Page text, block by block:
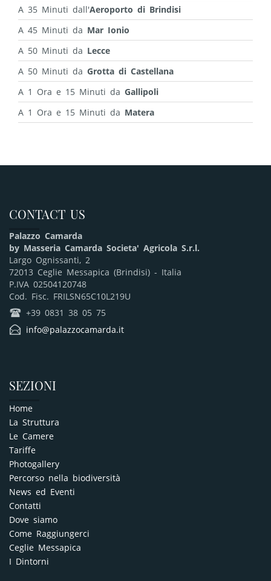
A 35 Minuti dall'Aeroporto di Brindisi
A 45 Minuti da Mar Ionio
A 50 Minuti da Lecce
A 50 Minuti da Grotta di Castellana
A 1 Ora e 15 Minuti da Gallipoli
A 1 Ora e 15 Minuti da Matera
CONTACT US
Palazzo Camarda
by Masseria Camarda Societa' Agricola S.r.l.
Largo Ognissanti, 2
72013 Ceglie Messapica (Brindisi) - Italia
P.IVA 02504120748
Cod. Fisc. FRILSN65C10L219U
q +39 0831 38 05 75
E info@palazzocamarda.it
SEZIONI
Home
La Struttura
Le Camere
Tariffe
Photogallery
Percorso nella biodiversità
News ed Eventi
Contatti
Dove siamo
Come Raggiungerci
Ceglie Messapica
I Dintorni